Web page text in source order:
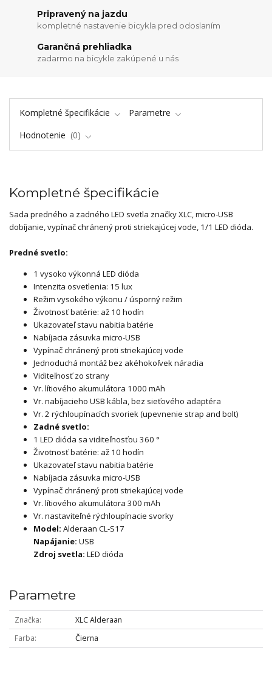
Pripravený na jazdu
kompletné nastavenie bicykla pred odoslaním
Garančná prehliadka
zadarmo na bicykle zakúpené u nás
Kompletné špecifikácie
Parametre
Hodnotenie
0
Kompletné špecifikácie
Sada predného a zadného LED svetla značky XLC, micro-USB
dobíjanie, vypínač chránený proti striekajúcej vode, 1/1 LED dióda.
Predné svetlo:
1 vysoko výkonná LED dióda
Intenzita osvetlenia: 15 lux
Režim vysokého výkonu / úsporný režim
Životnosť batérie: až 10 hodín
Ukazovateľ stavu nabitia batérie
Nabíjacia zásuvka micro-USB
Vypínač chránený proti striekajúcej vode
Jednoduchá montáž bez akéhokoľvek náradia
Viditeľnosť zo strany
Vr. lítiového akumulátora 1000 mAh
Vr. nabíjacieho USB kábla, bez sieťového adaptéra
Vr. 2 rýchloupínacích svoriek (upevnenie strap and bolt)
Zadné svetlo:
1 LED dióda sa viditeľnosťou 360 °
Životnosť batérie: až 10 hodín
Ukazovateľ stavu nabitia batérie
Nabíjacia zásuvka micro-USB
Vypínač chránený proti striekajúcej vode
Vr. lítiového akumulátora 300 mAh
Vr. nastaviteľné rýchloupínacie svorky
Model: Alderaan CL-S17
Napájanie: USB
Zdroj svetla: LED dióda
Parametre
Značka
XLC Alderaan
Farba
Čierna